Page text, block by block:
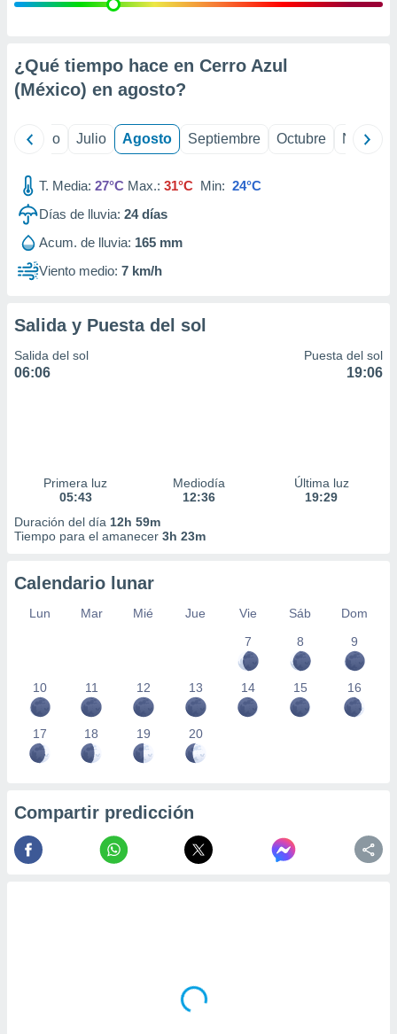
e
mediante
publicidad
de
1199
¿Qué tiempo hace en Cerro Azul
(México) en agosto?
Junio Julio Agosto Septiembre Octubre
T. Media: 27°C Max.: 31°C Min: 24°C
Días de lluvia: 24días
Acum. de lluvia: 165 mm
Viento medio: 7 km/h
Salida y Puesta del sol
Salida del sol
06:06
Puesta del sol
19:06
Primera luz
05:43
Mediodía
12:36
Última luz
19:29
Duración del día 12h 59m
Tiempo para el amanecer 3h 23m
Calendario lunar
Lun Mar Mié Jue Vie Sáb
Dom
7
8 9
10 11 12 13 14 15 16
17 18 19 20
Compartir predicción